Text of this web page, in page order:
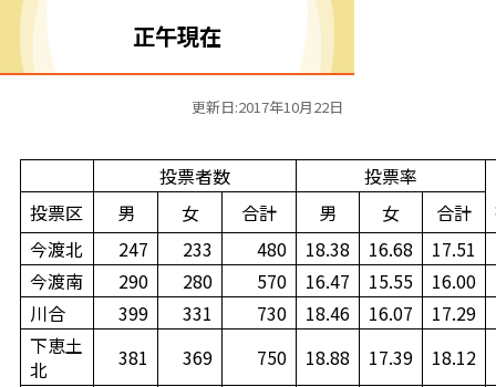
正午現在
更新日:2017年10月22日
投票者数 投票率
投票区
男 女 合計 男 女 合計
今渡北
247 233 480 18.38 16.68
17.51
今渡南
290 280 570 16.47 15.55
16.00
川合
399 331 730 18.46 16.07
17.29
下恵土
北
381 369 750 18.88 17.39
18.12